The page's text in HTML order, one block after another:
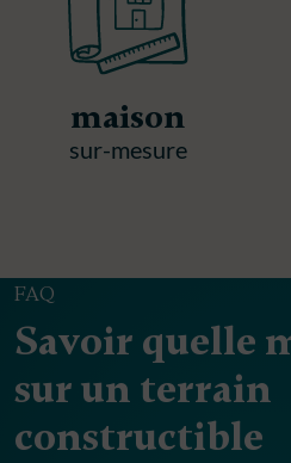
maison
sur-mesure
FAQ
Savoir quelle
sur un terrain
constructible